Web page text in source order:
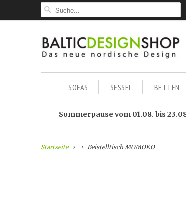
SOFAS SESSEL BETTEN
Sommerpause vom 01.08. bis
Startseite Beistelltisch MOMOKO